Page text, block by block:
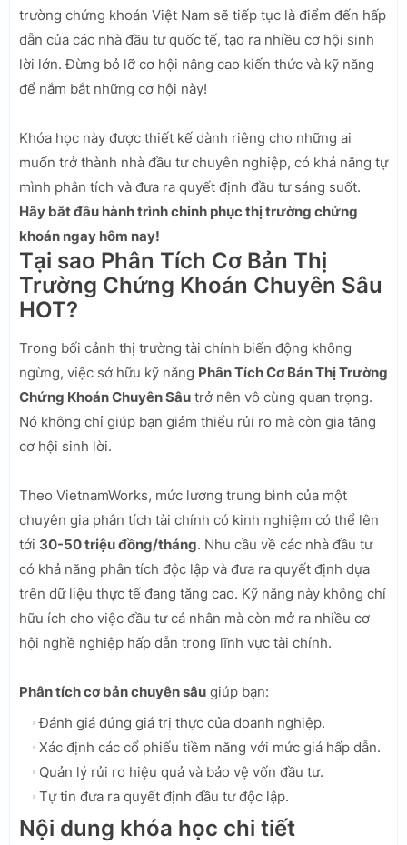
trường chứng khoán Việt Nam sẽ tiếp tục là điểm đến hấp
dẫn của các nhà đầu tư quốc tế, tạo ra nhiều cơ hội sinh
lời lớn. Đừng bỏ lỡ cơ hội nâng cao kiến thức và kỹ năng
để nắm bắt những cơ hội này!
Khóa học này được thiết kế dành riêng cho những ai
muốn trở thành nhà đầu tư chuyên nghiệp, có khả năng tự
mình phân tích và đưa ra quyết định đầu tư sáng suốt.
Hãy bắt đầu hành trình chinh phục thị trường chứng
khoán ngay hôm nay!
Tại sao Phân Tích Cơ Bản Thị
Trường Chứng Khoán Chuyên Sâu
HOT?
Trong bối cảnh thị trường tài chính biến động không
ngừng, việc sở hữu kỹ năng Phân Tích Cơ Bản Thị Trường
Chứng Khoán Chuyên Sâu trở nên vô cùng quan trọng.
Nó không chỉ giúp bạn giảm thiểu rủi ro mà còn gia tăng
cơ hội sinh lời.
Theo VietnamWorks, mức lương trung bình của một
chuyên gia phân tích tài chính có kinh nghiệm có thể lên
tới 30-50 triệu đồng/tháng. Nhu cầu về các nhà đầu tư
có khả năng phân tích độc lập và đưa ra quyết định dựa
trên dữ liệu thực tế đang tăng cao. Kỹ năng này không chỉ
hữu ích cho việc đầu tư cá nhân mà còn mở ra nhiều cơ
hội nghề nghiệp hấp dẫn trong lĩnh vực tài chính.
Phân tích cơ bản chuyên sâu giúp bạn:
Đánh giá đúng giá trị thực của doanh nghiệp.
Xác định các cổ phiếu tiềm năng với mức giá hấp dẫn.
Quản lý rủi ro hiệu quả và bảo vệ vốn đầu tư.
Tự tin đưa ra quyết định đầu tư độc lập.
Nội dung khóa học chi tiết